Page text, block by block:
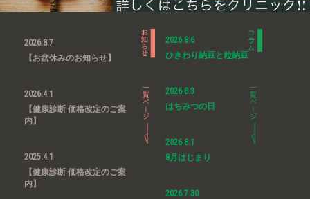
2026.8.7
【お盆休みのお知らせ】
2026.4.1
【健康診断 価格改定のご案
内】
2025.4.1
【健康診断 価格改定のご案
内】
2026.8.6
ひきわり納豆と粒納豆
2026.8.3
はちみつの日
2026.8.1
8月はじまり
2026.7.30